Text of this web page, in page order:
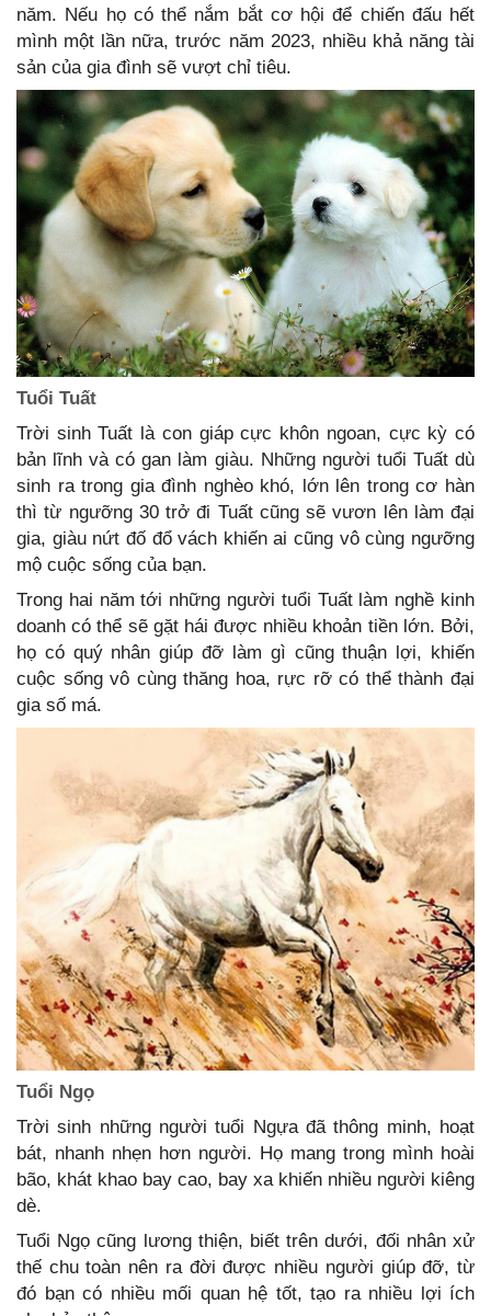
năm. Nếu họ có thể nắm bắt cơ hội để chiến đấu hết
mình một lần nữa, trước năm 2023, nhiều khả năng tài
sản của gia đình sẽ vượt chỉ tiêu.
Tuổi Tuất
Trời sinh Tuất là con giáp cực khôn ngoan, cực kỳ có
bản lĩnh và có gan làm giàu. Những người tuổi Tuất dù
sinh ra trong gia đình nghèo khó, lớn lên trong cơ hàn
thì từ ngưỡng 30 trở đi Tuất cũng sẽ vươn lên làm đại
gia, giàu nứt đố đổ vách khiến ai cũng vô cùng ngưỡng
mộ cuộc sống của bạn.
Trong hai năm tới những người tuổi Tuất làm nghề kinh
doanh có thể sẽ gặt hái được nhiều khoản tiền lớn. Bởi,
họ có quý nhân giúp đỡ làm gì cũng thuận lợi, khiến
cuộc sống vô cùng thăng hoa, rực rỡ có thể thành đại
gia số má.
Tuổi Ngọ
Trời sinh những người tuổi Ngựa đã thông minh, hoạt
bát, nhanh nhẹn hơn người. Họ mang trong mình hoài
bão, khát khao bay cao, bay xa khiến nhiều người kiêng
dè.
Tuổi Ngọ cũng lương thiện, biết trên dưới, đối nhân xử
thế chu toàn nên ra đời được nhiều người giúp đỡ, từ
đó bạn có nhiều mối quan hệ tốt, tạo ra nhiều lợi ích